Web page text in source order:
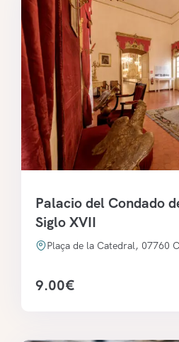
Palacio del Condado
Siglo XVII
Plaça de la Catedral, 07760
9.00€